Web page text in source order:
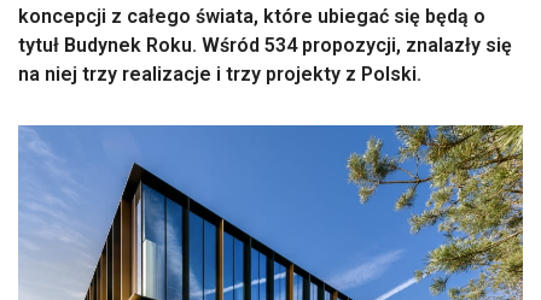
koncepcji z całego świata, które ubiegać się będą o
tytuł Budynek Roku. Wśród 534 propozycji, znalazły się
na niej trzy realizacje i trzy projekty z Polski.